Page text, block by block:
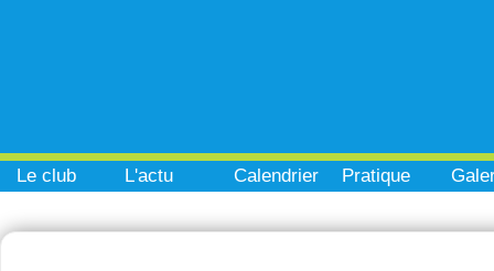
Le club L'actu Calendrier Pratique